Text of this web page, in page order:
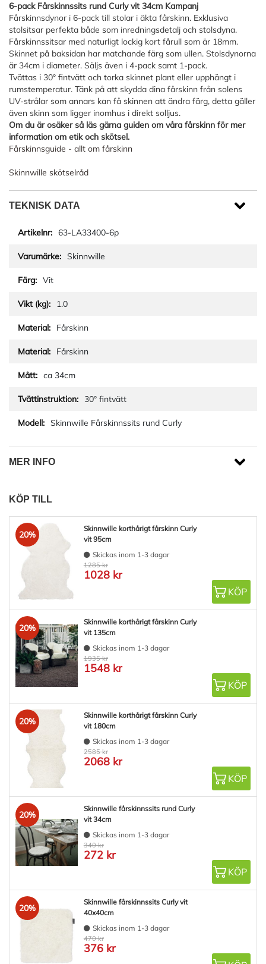
6-pack Fårskinnssits rund Curly vit 34cm Kampanj
Fårskinnsdynor i 6-pack till stolar i äkta fårskinn. Exklusiva
stolsitsar perfekta både som inredningsdetalj och stolsdyna.
Fårskinnssitsar med naturligt lockig kort fårull som är 18mm.
Skinnet på baksidan har matchande färg som ullen. Stolsdynorna
är 34cm i diameter. Säljs även i 4-pack samt 1-pack.
Tvättas i 30° fintvätt och torka skinnet plant eller upphängt i
rumstemperatur. Tänk på att skydda dina fårskinn från solens
UV-strålar som annars kan få skinnen att ändra färg, detta gäller
även skinn som ligger inomhus i direkt solljus.
Om du är osäker så läs gärna guiden om våra fårskinn för mer
information om etik och skötsel.
Fårskinnsguide - allt om fårskinn
Skinnwille skötselråd
TEKNISK DATA
63-LA33400-6p
Skinnwille
Vit
1.0
Fårskinn
Fårskinn
ca 34cm
30° fintvätt
Skinnwille Fårskinnssits rund Curly
MER INFO
KÖP TILL
20%
Skinnwille korthårigt fårskinn Curly
vit 95cm
Skickas inom 1-3 dagar
1285 kr
1028 kr
KÖP
20%
Skinnwille korthårigt fårskinn Curly
vit 135cm
Skickas inom 1-3 dagar
1935 kr
1548 kr
KÖP
20%
Skinnwille korthårigt fårskinn Curly
vit 180cm
Skickas inom 1-3 dagar
2585 kr
2068 kr
KÖP
20%
Skinnwille fårskinnssits rund Curly
vit 34cm
Skickas inom 1-3 dagar
340 kr
272 kr
KÖP
20%
Skinnwille fårskinnssits Curly vit
40x40cm
Skickas inom 1-3 dagar
470 kr
376 kr